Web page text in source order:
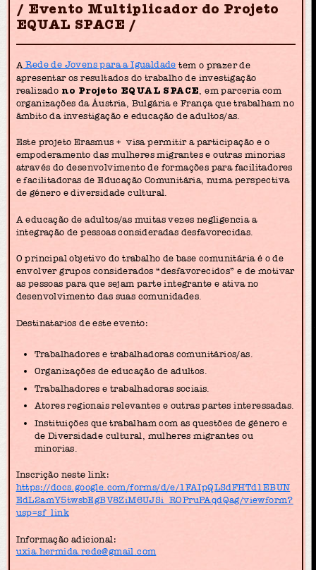
Evento Multiplicador do Projeto
EQUAL SPACE
A Rede de Jovens para a Igualdade tem o prazer de
apresentar os resultados do trabalho de investigação
realizado no Projeto EQUAL SPACE , em parceria com
organizações da Áustria, Bulgária e França que trabalham no
âmbito da investigação e educação de adultos/as.
Este projeto Erasmus + visa permitir a participação e o
empoderamento das mulheres migrantes e outras minorias
através do desenvolvimento de formações para facilitadores
e facilitadoras de Educação Comunitária, numa perspectiva
de género e diversidade cultural.
A educação de adultos/as muitas vezes negligencia a
integração de pessoas consideradas desfavorecidas.
O principal objetivo do trabalho de base comunitária é o de
envolver grupos considerados “desfavorecidos” e de motivar
as pessoas para que sejam parte integrante e ativa no
desenvolvimento das suas comunidades.
Destinatarios de este evento:
Trabalhadores e trabalhadoras comunitários/as.
Organizações de educação de adultos.
Trabalhadores e trabalhadoras sociais.
Atores regionais relevantes e outras partes interessadas.
Instituições que trabalham com as questões de género e
de Diversidade cultural, mulheres migrantes ou
minorias.
Inscrição neste link:
https://docs.google.com/forms/d/e/1FAIpQLSdFHTd1EBUN
EdL2amY5twsbEgBV8ZiM6UJSi_ROPruPAqdQag/viewform?
usp=sf_link
Informação adicional:
uxia.hermida.rede@gmail.com